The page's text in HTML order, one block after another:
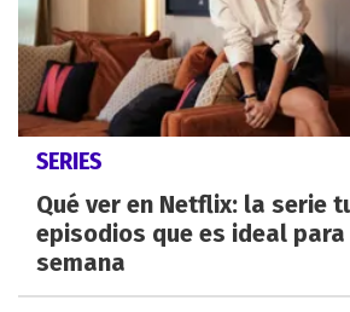
SERIES
Qué ver en Netflix: la serie
episodios que es ideal
semana